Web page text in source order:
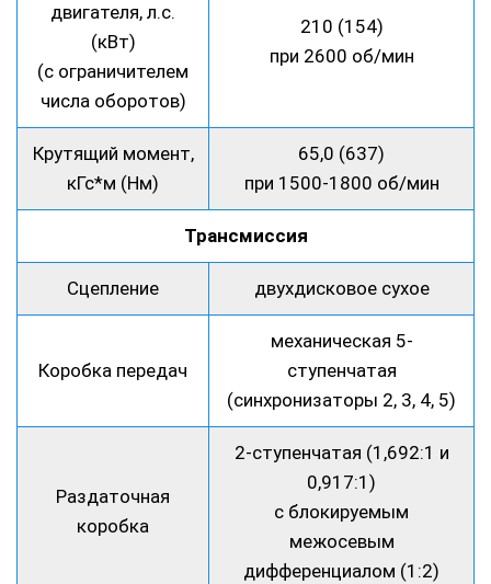
двигателя, л.с.
(кВт)
(с ограничителем
числа оборотов)
210 (154)
при 2600 об/мин
Крутящий момент,
кГс*м (Нм)
65,0 (637)
при 1500-1800 об/мин
Трансмиссия
Сцепление двухдисковое сухое
Коробка передач
механическая 5-
ступенчатая
(синхронизаторы 2, 3, 4, 5)
Раздаточная
коробка
2-ступенчатая (1,692:1 и
0,917:1)
с блокируемым
межосевым
дифференциалом (1:2)